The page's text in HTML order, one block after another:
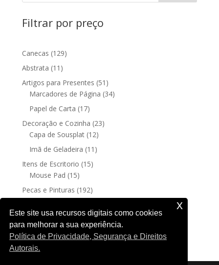
Filtrar por preço
Canecas 129129
Abstrata 11 11
produtos
Artigos para Presentes 51 51
produtos
Marcadores de Página 3434
Papel de Carta 1717
produtos
Decoração e Cozinha 2323
Capa de Sousplat 1212
produtos
Imã de Geladeira 11 11
Itens de Escritorio 1515
Mouse Pad 1515
produtos
Pecas e Pinturas 192192
produtos
192
produtos
Posters sem moldura 44
produtos
Quadro Decorativo 188188
produtos
Este site usa recursos digitais como cookies
para melhorar a sua experiência.
Política de Privacidade, Segurança e Direitos
Autorais.
x